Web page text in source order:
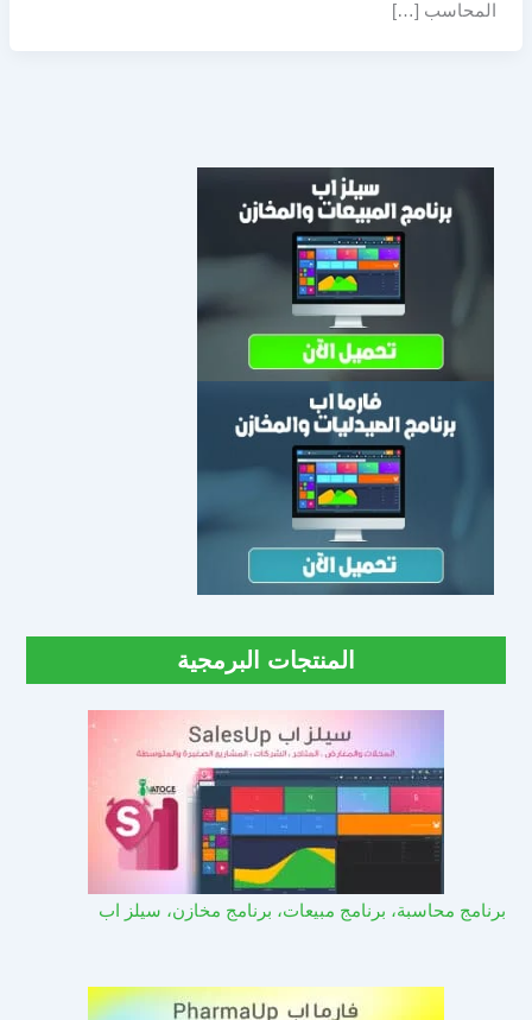
المحاسب […]
المنتجات البرمجية
برنامج محاسبة، برنامج مبيعات، برنامج مخازن، سيلز اب